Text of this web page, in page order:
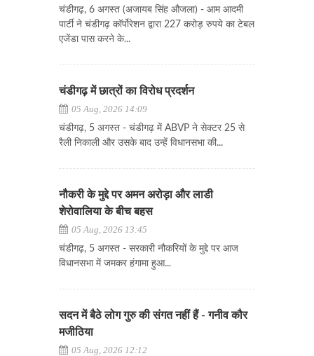
चंडीगढ़, 6 अगस्त (अजायब सिंह औजला) - आम आदमी
पार्टी ने चंडीगढ़ कॉर्पोरेशन द्वारा 227 करोड़ रुपये का टेबल
एजेंडा पास करने के...
चंडीगढ़ में छात्रों का विरोध प्रदर्शन
05 Aug, 2026 14:09
चंडीगढ़, 5 अगस्त - चंडीगढ़ में ABVP ने सेक्टर 25 से
रैली निकाली और उसके बाद उन्हें विधानसभा की...
नौकरी के मुद्दे पर अमन अरोड़ा और लाडी
शेरोवालिया के बीच बहस
05 Aug, 2026 13:45
चंडीगढ़, 5 अगस्त - सरकारी नौकरियों के मुद्दे पर आज
विधानसभा में जमकर हंगामा हुआ...
सदन में बैठे लोग गुरु की संगत नहीं हैं - गनीव कौर
मजीठिया
05 Aug, 2026 12:12